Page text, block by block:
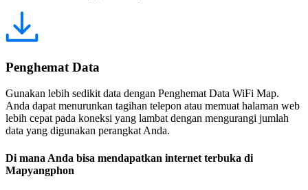
Penghemat Data
Gunakan lebih sedikit data dengan Penghemat Data WiFi Map.
Anda dapat menurunkan tagihan telepon atau memuat halaman web
lebih cepat pada koneksi yang lambat dengan mengurangi jumlah
data yang digunakan perangkat Anda.
Di mana Anda bisa mendapatkan internet terbuka di
Mapyangphon